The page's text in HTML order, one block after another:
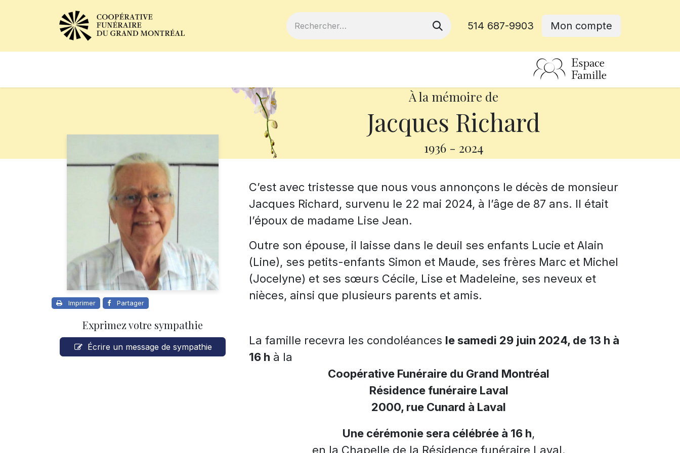
514 687-9903 Mon compte
À la mémoire de
Jacques Richard
1936 - 2024
Imprimer Partager
Exprimez votre sympathie
Écrire un message de sympathie
C’est avec tristesse que nous vous annonçons le décès de monsieur
Jacques Richard, survenu le 22 mai 2024, à l’âge de 87 ans. Il était
l’époux de madame Lise Jean.
Outre son épouse, il laisse dans le deuil ses enfants Lucie et Alain
(Line), ses petits-enfants Simon et Maude, ses frères Marc et Michel
(Jocelyne) et ses sœurs Cécile, Lise et Madeleine, ses neveux et
nièces, ainsi que plusieurs parents et amis.
La famille recevra les condoléances le samedi 29 juin 2024, de 13 h à
16 h à la
Coopérative Funéraire du Grand Montréal
Résidence funéraire Laval
2000, rue Cunard à Laval
Une cérémonie sera célébrée à 16 h,
en la Chapelle de la Résidence funéraire Laval.